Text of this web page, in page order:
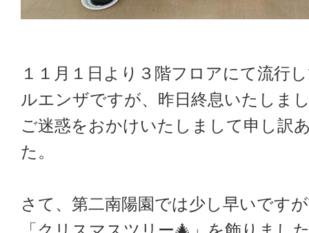
１１月１日より３階フロアにて流行
ルエンザですが、昨日終息いたしま
ご迷惑をおかけいたしまして申し訳
た。
さて、第二南陽園では少し早いです